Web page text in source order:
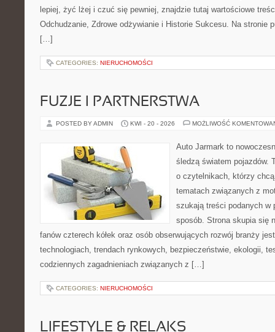
lepiej, żyć lżej i czuć się pewniej, znajdzie tutaj wartościowe
Odchudzanie, Zdrowe odżywianie i Historie Sukcesu. Na stronie
[…]
CATEGORIES: NIERUCHOMOŚCI
FUZJE I PARTNERSTWA
POSTED BY ADMIN KWI - 20 - 2026 MOŻLIWOŚĆ
Auto Jarmark to
śledzą światem pojazdów.
o czytelnikach, którzy
tematach związanych z
szukają treści podanych w
sposób. Strona skupia się
fanów czterech kółek oraz osób obserwujących rozwój branży
technologiach, trendach rynkowych, bezpieczeństwie, ekologii,
codziennych zagadnieniach związanych z […]
CATEGORIES: NIERUCHOMOŚCI
LIFESTYLE & RELAKS